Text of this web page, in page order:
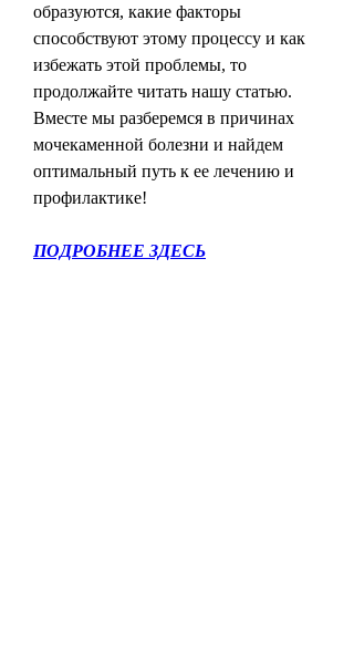
образуются, какие факторы
способствуют этому процессу и как
избежать этой проблемы, то
продолжайте читать нашу статью.
Вместе мы разберемся в причинах
мочекаменной болезни и найдем
оптимальный путь к ее лечению и
профилактике!
ПОДРОБНЕЕ ЗДЕСЬ